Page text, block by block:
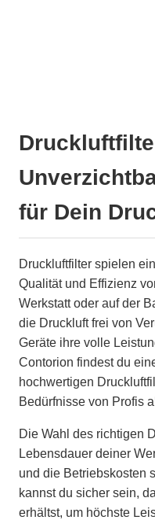
für Dein
Druckluftfilter spielen
Qualität und Effizienz
Werkstatt oder auf der
die Druckluft frei von
Geräte ihre volle
Contorion findest du
hochwertigen
Bedürfnisse von Profis
Die Wahl des richtigen
Lebensdauer deiner
und die Betriebskosten
kannst du sicher sein,
erhältst, um höchste